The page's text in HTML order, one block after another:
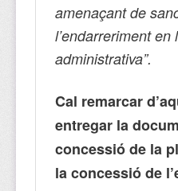
amenaçant de
l’endarreriment
administrativa”.
Cal remarcar
entregar la
concessió de la
la concessió de